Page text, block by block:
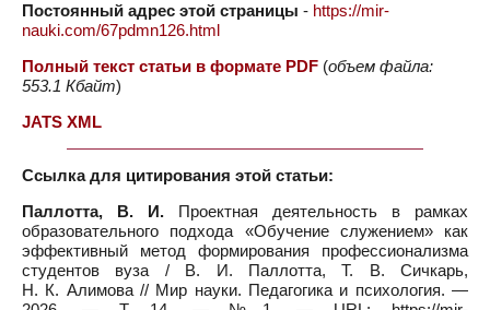
Постоянный адрес этой страницы - https://mir-
nauki.com/67pdmn126.html
Полный текст статьи в формате PDF (объем файла:
553.1 Кбайт)
JATS XML
Ссылка для цитирования этой статьи:
Паллотта, В. И. Проектная деятельность в рамках
образовательного подхода «Обучение служением» как
эффективный метод формирования профессионализма
студентов вуза / В. И. Паллотта, Т. В. Сичкарь,
Н. К. Алимова // Мир науки. Педагогика и психология. —